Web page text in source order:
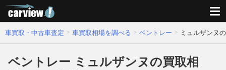
車買取・中古車査定 車買取相場を調べる ベントレー ミュルザンヌ
ベントレー ミュルザンヌの買取相